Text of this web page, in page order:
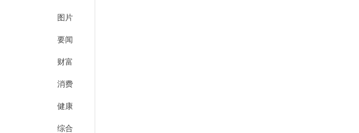
图片
要闻
财富
消费
健康
综合